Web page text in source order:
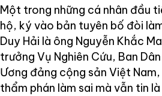
Một trong những cá nhân đầu
hộ, ký vào bản tuyên bố đòi
Duy Hải là ông Nguyễn Khắc
trưởng Vụ Nghiên Cứu, Ban
Ương đảng cộng sản Việt Nam,
thẩm phán làm sai mà vẫn tin